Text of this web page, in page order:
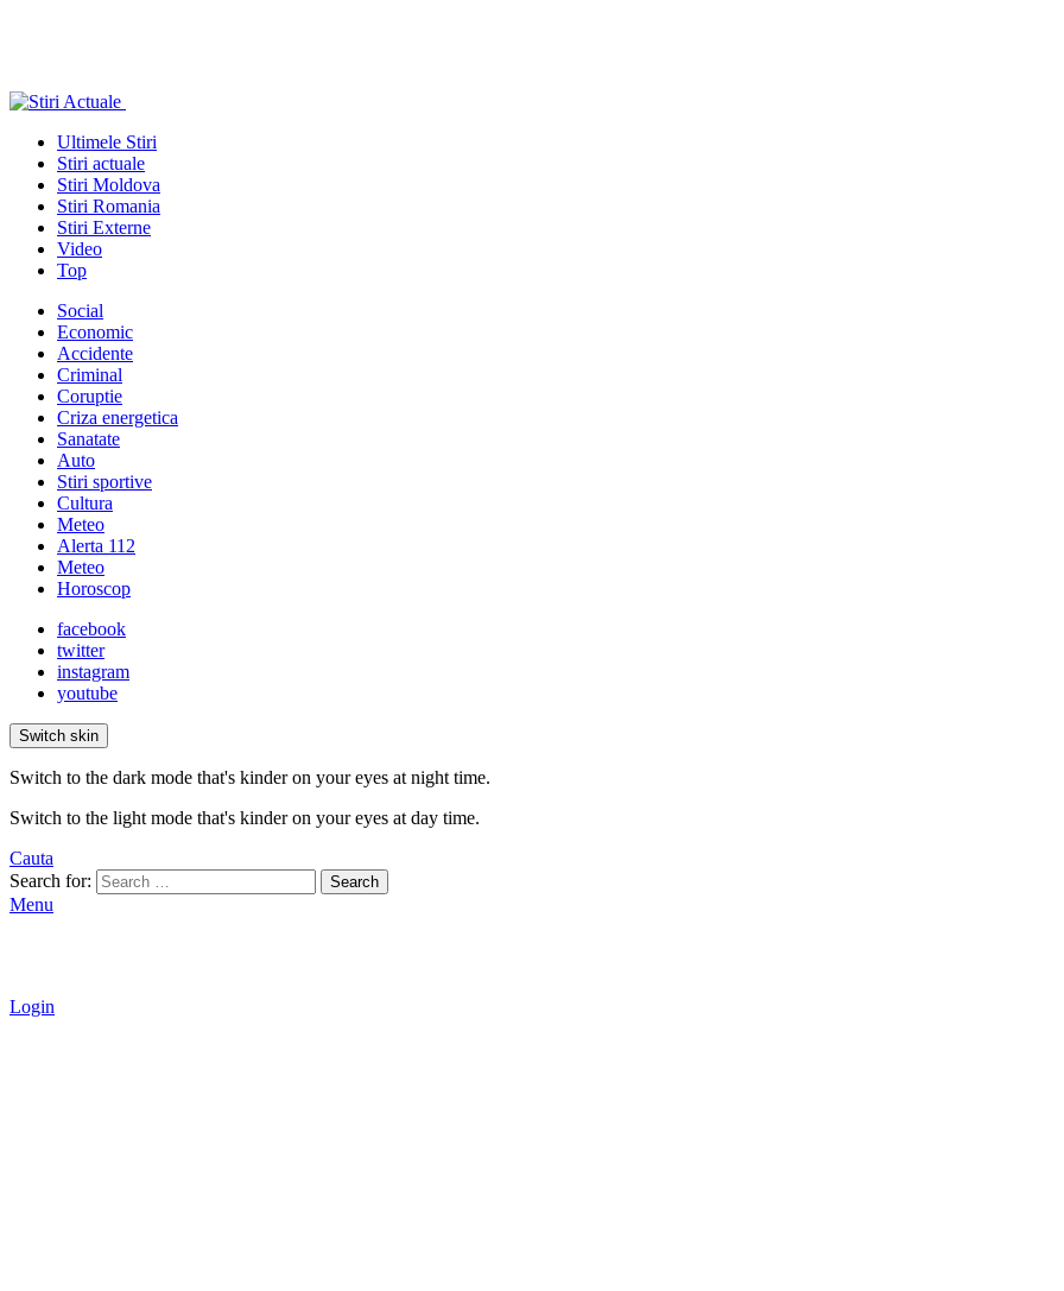
Ultimele Stiri
Stiri actuale
Stiri Moldova
Stiri Romania
Stiri Externe
Video
Top
Social
Economic
Accidente
Criminal
Coruptie
Criza energetica
Sanatate
Auto
Stiri sportive
Cultura
Meteo
Alerta 112
Meteo
Horoscop
facebook
twitter
instagram
youtube
Switch skin
Switch to the dark mode that's kinder on your eyes at night time.
Switch to the light mode that's kinder on your eyes at day time.
Cauta
Search for:
Search
Menu
Login